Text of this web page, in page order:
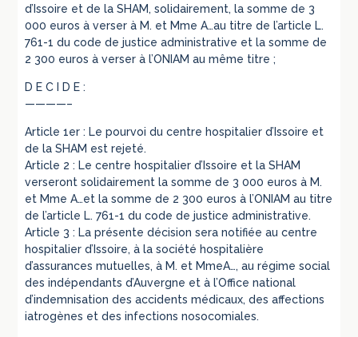
d’Issoire et de la SHAM, solidairement, la somme de 3
000 euros à verser à M. et Mme A…au titre de l’article L.
761-1 du code de justice administrative et la somme de
2 300 euros à verser à l’ONIAM au même titre ;
D E C I D E :
————–
Article 1er : Le pourvoi du centre hospitalier d’Issoire et
de la SHAM est rejeté.
Article 2 : Le centre hospitalier d’Issoire et la SHAM
verseront solidairement la somme de 3 000 euros à M.
et Mme A…et la somme de 2 300 euros à l’ONIAM au titre
de l’article L. 761-1 du code de justice administrative.
Article 3 : La présente décision sera notifiée au centre
hospitalier d’Issoire, à la société hospitalière
d’assurances mutuelles, à M. et MmeA…, au régime social
des indépendants d’Auvergne et à l’Office national
d’indemnisation des accidents médicaux, des affections
iatrogènes et des infections nosocomiales.